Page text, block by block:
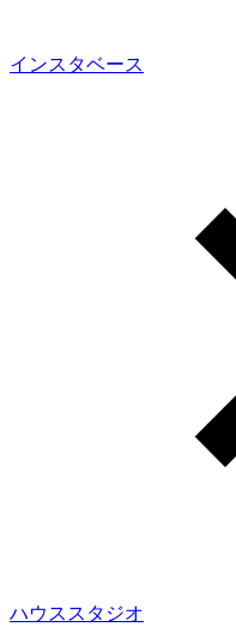
インスタベース
ハウススタジオ